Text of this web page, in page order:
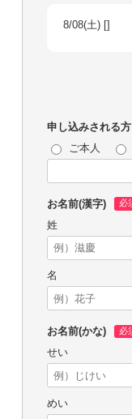
8/08(土) []
申し込みされる方
ご本人
お名前(漢字)
姓
名
お名前(かな)
せい
めい